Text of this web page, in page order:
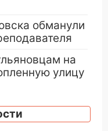
обманули
на
улицу
со